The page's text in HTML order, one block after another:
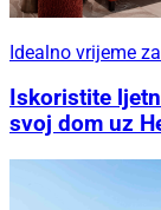
Idealno vrijeme
Iskoristite
svoj dom uz